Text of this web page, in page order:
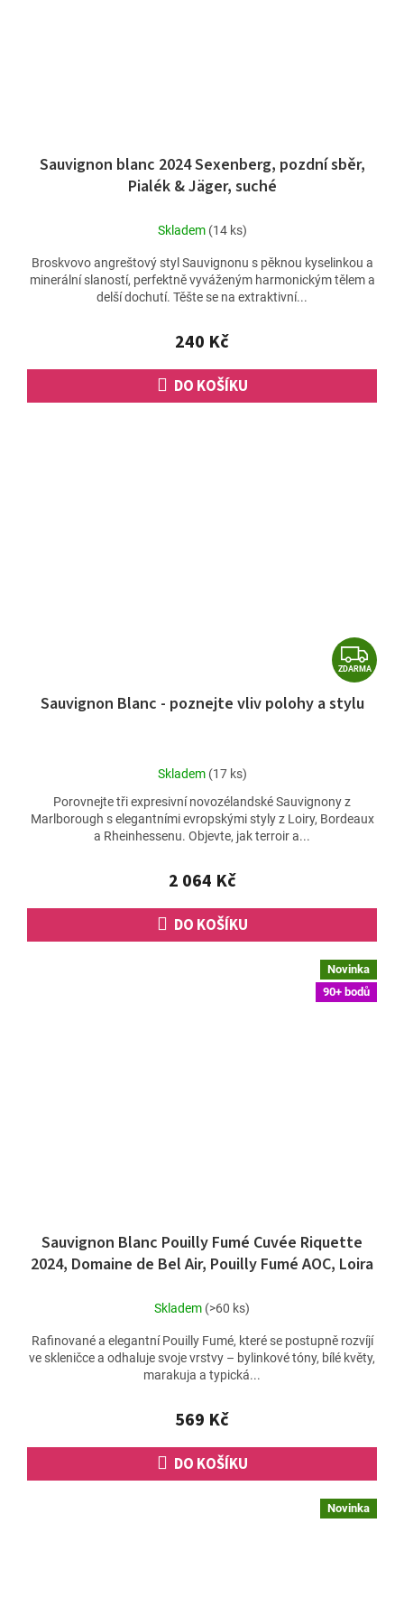
Sauvignon blanc 2024 Sexenberg, pozdní sběr,
Pialék & Jäger, suché
Skladem (14 ks)
240 Kč
DO KOŠÍKU
Broskvovo angreštový styl Sauvignonu s pěknou kyselinkou a
minerální slaností, perfektně vyváženým harmonickým tělem a
delší dochutí. Těšte se na extraktivní...
Z
D
ZDARMA
Sauvignon Blanc - poznejte vliv polohy a stylu
Průměrné
produktu
je
5,0
5
hvězdiček.
Skladem (17 ks)
2 064 Kč
DO KOŠÍKU
Porovnejte tři expresivní novozélandské Sauvignony z
Marlborough s elegantními evropskými styly z Loiry, Bordeaux
a Rheinhessenu. Objevte, jak terroir a...
Novinka
90+ bodů
Sauvignon Blanc Pouilly Fumé Cuvée Riquette
2024, Domaine de Bel Air, Pouilly Fumé AOC, Loira
Skladem (>60 ks)
569 Kč
DO KOŠÍKU
Rafinované a elegantní Pouilly Fumé, které se postupně rozvíjí
ve skleničce a odhaluje svoje vrstvy – bylinkové tóny, bílé květy,
marakuja a typická...
Novinka